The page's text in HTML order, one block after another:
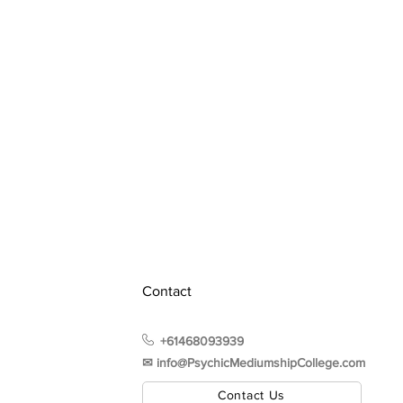
Contact
+61468093939
✉︎ info@PsychicMediumshipCollege.com
Contact Us